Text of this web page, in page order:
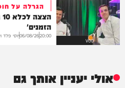
VOD
הגרלה על
הזמנים'
20:00
06/08/26יוסי פלד
אולי יעניין אותך גם